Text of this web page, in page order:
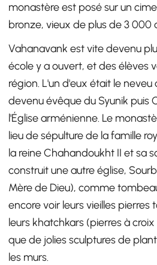
monastère est posé sur un
bronze, vieux de plus de 3 000
Vahanavank est vite devenu
école y a ouvert, et des élèves
région. L'un d'eux était le
devenu évêque du Syunik puis
l'Église arménienne. Le
lieu de sépulture de la famille
la reine Chahandoukht II et sa
construit une autre église,
Mère de Dieu), comme
encore voir leurs vieilles
leurs khatchkars (pierres à
que de jolies sculptures de
les murs.